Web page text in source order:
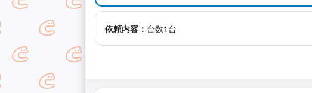
依頼内容： 台数1台